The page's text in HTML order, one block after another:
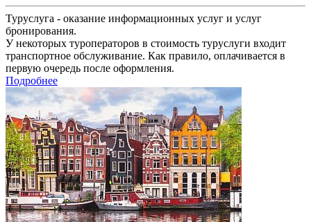
Туруслуга - оказание информационных услуг и услуг
бронирования.
У некоторых туроператоров в стоимость туруслуги входит
транспортное обслуживание. Как правило, оплачивается в
первую очередь после оформления.
Подробнее